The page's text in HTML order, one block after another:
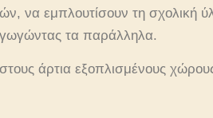
να εμπλουτίσουν τη σχολική
τα παράλληλα.
άρτια εξοπλισμένους